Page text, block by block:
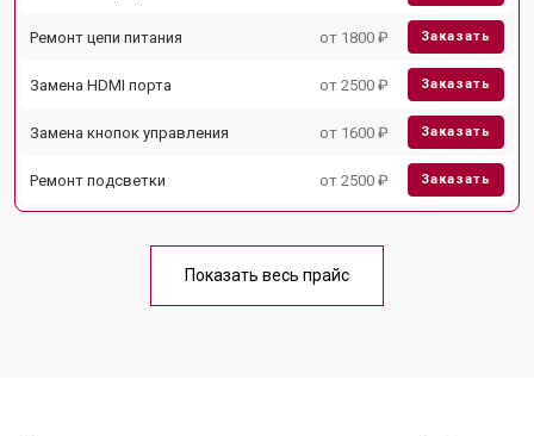
Ремонт цепи питания от 1800 ₽ Заказать
Замена HDMI порта от 2500 ₽ Заказать
Замена кнопок управления от 1600 ₽ Заказать
Ремонт подсветки от 2500 ₽ Заказать
Показать весь прайс